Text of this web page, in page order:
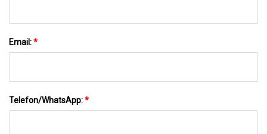
Email:*
Telefon/WhatsApp:*